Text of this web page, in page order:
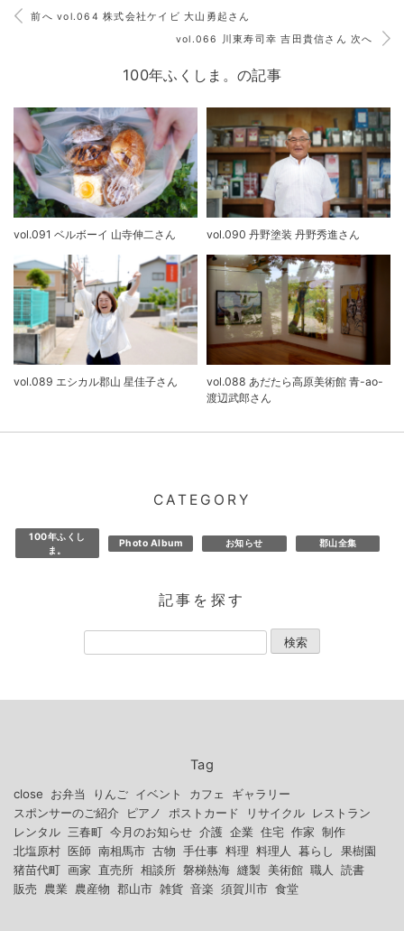
前へ vol.064 株式会社ケイビ 大山勇起さん
vol.066 川東寿司幸 吉田貴信さん 次へ
100年ふくしま。の記事
vol.091 ベルボーイ 山寺伸二さん vol.090 丹野塗装 丹野秀進さん
vol.089 エシカル郡山 星佳子さん
vol.088 あだたら高原美術館 青-ao-
渡辺武郎さん
CATEGORY
100年ふくし
ま。
Photo Album お知らせ 郡山全集
記事を探す
Tag
close お弁当 りんご イベント カフェ
ギャラリー
スポンサーのご紹介
ピアノ ポストカード リサイクル
レストラン
レンタル 三春町 今月のお知らせ 介護 企業 住宅 作家 制作
北塩原村 医師 南相馬市 古物 手仕事 料理 料理人 暮らし
果樹園
猪苗代町 画家 直売所 相談所 磐梯熱海 縫製 美術館 職人
読書
販売
農業 農産物 郡山市 雑貨 音楽 須賀川市 食堂